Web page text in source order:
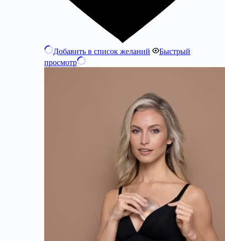
Добавить в список желаний
Быстрый
просмотр